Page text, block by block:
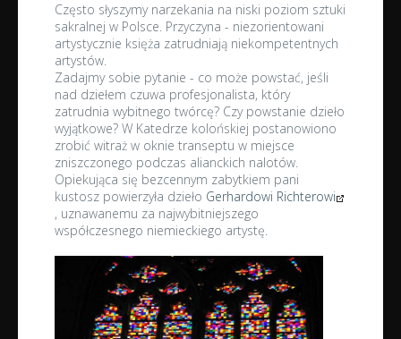
Często słyszymy narzekania na niski poziom sztuki
sakralnej w Polsce. Przyczyna - niezorientowani
artystycznie księża zatrudniają niekompetentnych
artystów.
Zadajmy sobie pytanie - co może powstać, jeśli
nad dziełem czuwa profesjonalista, który
zatrudnia wybitnego twórcę? Czy powstanie dzieło
wyjątkowe? W Katedrze kolońskiej postanowiono
zrobić witraż w oknie transeptu w miejsce
zniszczonego podczas alianckich nalotów.
Opiekująca się bezcennym zabytkiem pani
kustosz powierzyła dzieło Gerhardowi Richterowi
, uznawanemu za najwybitniejszego
współczesnego niemieckiego artystę.